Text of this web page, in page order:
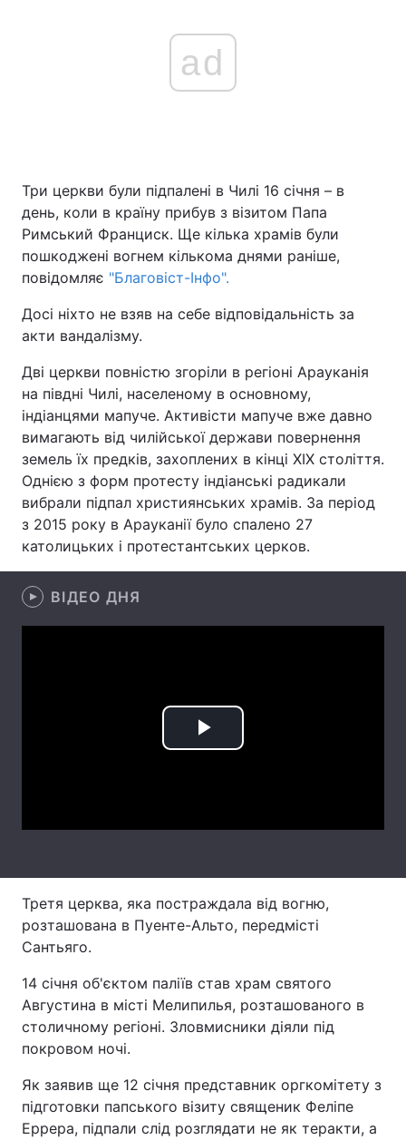
Україна
Економіка Світ
Спорт Наука
Техно і зв'язок Лайт
Зброя Інциденти
Здоров'я Туризм
Цікавинки Погода
Статті
Думки
Контакти
Тема оформлення
ad
Три церкви були підпалені в Чилі 16 січня – в
день, коли в країну прибув з візитом Папа
Римський Франциск. Ще кілька храмів були
пошкоджені вогнем кількома днями раніше,
повідомляє "Благовіст-Інфо".
Досі ніхто не взяв на себе відповідальність за
акти вандалізму.
Дві церкви повністю згоріли в регіоні Арауканія
на півдні Чилі, населеному в основному,
індіанцями мапуче. Активісти мапуче вже давно
вимагають від чилійської держави повернення
земель їх предків, захоплених в кінці XIX століття.
Однією з форм протесту індіанські радикали
вибрали підпал християнських храмів. За період
з 2015 року в Арауканії було спалено 27
католицьких і протестантських церков.
ВІДЕО ДНЯ
Play
Третя церква, яка постраждала від вогню,
розташована в Пуенте-Альто, передмісті
Сантьяго.
14 січня об'єктом паліїв став храм святого
Августина в місті Мелипилья, розташованого в
столичному регіоні. Зловмисники діяли під
покровом ночі.
Як заявив ще 12 січня представник оргкомітету з
підготовки папського візиту священик Феліпе
Еррера, підпали слід розглядати не як теракти, а